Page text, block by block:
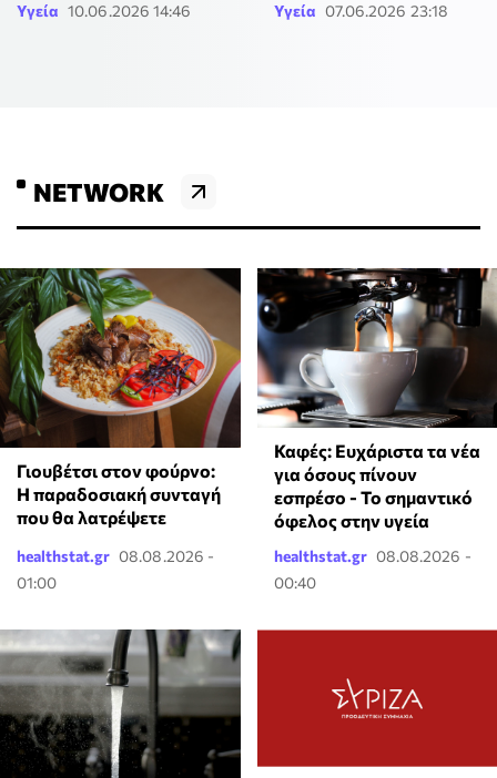
Υγεία 10.06.2026 14:46 Υγεία 07.06.2026 23:18
NETWORK
Γιουβέτσι στον φούρνο:
Η παραδοσιακή συνταγή
που θα λατρέψετε
healthstat.gr 08.08.2026 -
01:00
Καφές: Ευχάριστα τα νέα
για όσους πίνουν
εσπρέσο - Το σημαντικό
όφελος στην υγεία
healthstat.gr 08.08.2026 -
00:40